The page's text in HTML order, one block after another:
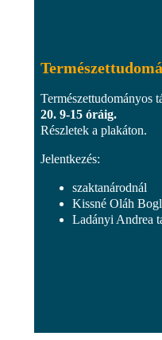
Természettudományos
20. 9-15 óráig.
Részletek a plakáton.
Jelentkezés:
szaktanárodnál
Kissné Oláh
Ladányi Andrea